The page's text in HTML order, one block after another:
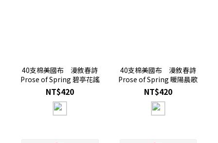
40支棉美國布 漫敘春詩
Prose of Spring 碧亭花謠
NT$420
40支棉美國布 漫敘春詩
Prose of Spring 暖陽晨歌
NT$420